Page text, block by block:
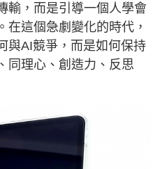
輸，而是引導一個人學會
在這個急劇變化的時代，
與AI競爭，而是如何保持
同理心、創造力、反思